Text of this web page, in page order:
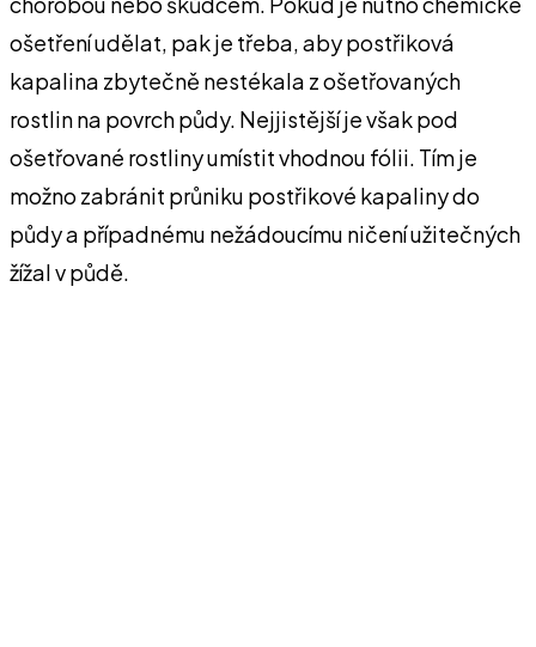
ošetření udělat, pak je třeba, aby postřiková
kapalina zbytečně nestékala z ošetřovaných
rostlin na povrch půdy. Nejjistější je však pod
ošetřované rostliny umístit vhodnou fólii. Tím je
možno zabránit průniku postřikové kapaliny do
půdy a případnému nežádoucímu ničení užitečných
žížal v půdě.